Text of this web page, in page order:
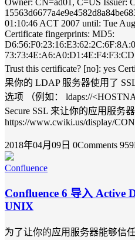
01:10:46 ACT 2007 until: Tue
Certificate fingerprints: MD5:
Trust this certificate? [no]: yes
果你的 LDAP 服务器使用了
选项 （例如： ldaps://
Secure SSL 来让你的应用服务
https://www.cwiki.us/display/
2018年04月09日 0Comments
Confluence
Confluence 6 导入 Active
UNIX
为了让你的应用服务器能够信